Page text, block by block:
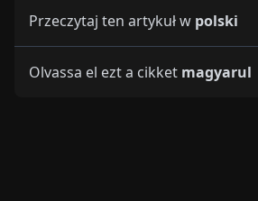
Przeczytaj ten artykuł w polski
Olvassa el ezt a cikket magyarul